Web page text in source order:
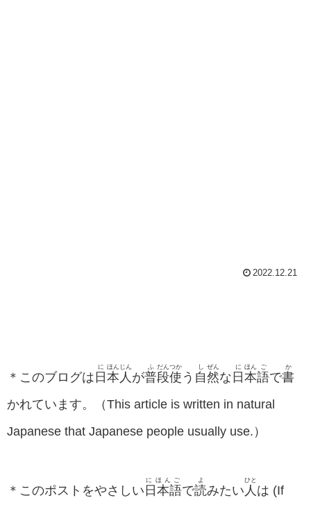
2022.12.21
＊このブログは 日
に
本
ほん
人
じん
が普
ふ
段
だん
使
つか
う 自
し
然
ぜん
な 日
に
本
ほん
語
ご
で書
か
かれています。（This article is written in natural
Japanese that Japanese people usually use.）
＊このポストをやさしい 日本語
にほんご
で読
よ
みたい 人
ひと
は (If